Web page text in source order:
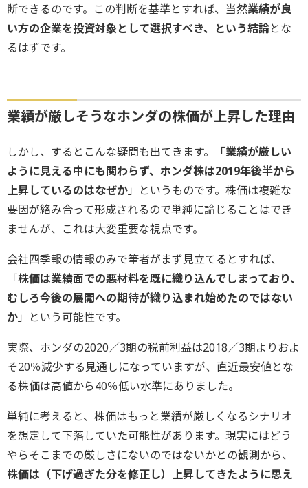
断できるのです。この判断を基準とすれば、当然業績が良
い方の企業を投資対象として選択すべき、という結論とな
るはずです。
業績が厳しそうなホンダの株価が上昇した理由
しかし、するとこんな疑問も出てきます。「業績が厳しい
ように見える中にも関わらず、ホンダ株は2019年後半から
上昇しているのはなぜか」というものです。株価は複雑な
要因が絡み合って形成されるので単純に論じることはでき
ませんが、これは大変重要な視点です。
会社四季報の情報のみで筆者がまず見立てるとすれば、
「株価は業績面での悪材料を既に織り込んでしまっており、
むしろ今後の展開への期待が織り込まれ始めたのではない
か」という可能性です。
実際、ホンダの2020／3期の税前利益は2018／3期よりおよ
そ20％減少する見通しになっていますが、直近最安値とな
る株価は高値から40％低い水準にありました。
単純に考えると、株価はもっと業績が厳しくなるシナリオ
を想定して下落していた可能性があります。現実にはどう
やらそこまでの厳しさにないのではないかとの観測から、
株価は（下げ過ぎた分を修正し）上昇してきたように思え